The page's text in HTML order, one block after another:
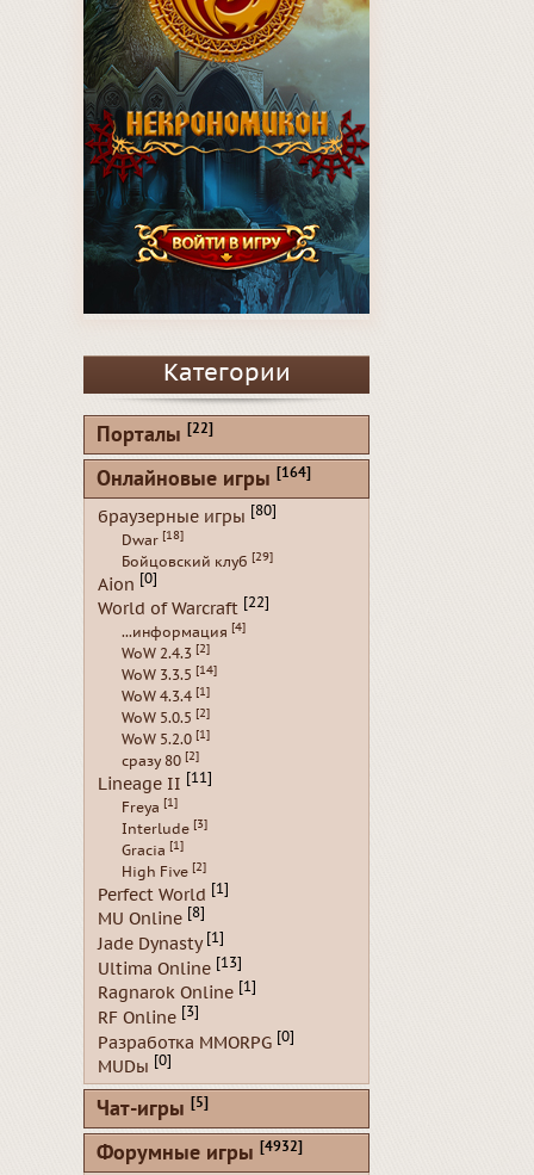
Категории
Порталы [22]
Онлайновые игры [164]
браузерные игры [80]
Dwar [18]
Бойцовский клуб [29]
Aion [0]
World of Warcraft [22]
...информация [4]
WoW 2.4.3 [2]
WoW 3.3.5 [14]
WoW 4.3.4 [1]
WoW 5.0.5 [2]
WoW 5.2.0 [1]
сразу 80 [2]
Lineage II [11]
Freya [1]
Interlude [3]
Gracia [1]
High Five [2]
Perfect World [1]
MU Online [8]
Jade Dynasty [1]
Ultima Online [13]
Ragnarok Online [1]
RF Online [3]
Разработка MMORPG [0]
MUDы [0]
Чат-игры [5]
Форумные игры [4932]